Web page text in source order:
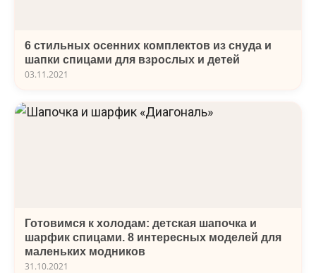
6 стильных осенних комплектов из снуда и
шапки спицами для взрослых и детей
03.11.2021
Готовимся к холодам: детская шапочка и
шарфик спицами. 8 интересных моделей для
маленьких модников
31.10.2021